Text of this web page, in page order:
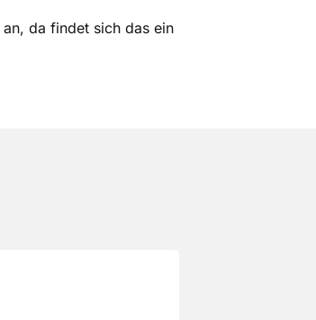
an, da findet sich das ein